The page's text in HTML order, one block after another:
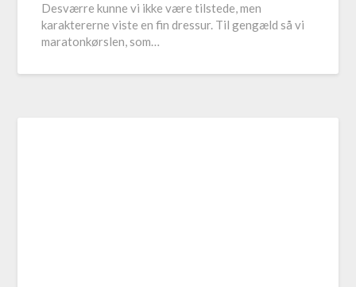
Desværre kunne vi ikke være tilstede, men
karaktererne viste en fin dressur. Til gengæld så vi
maratonkørslen, som…